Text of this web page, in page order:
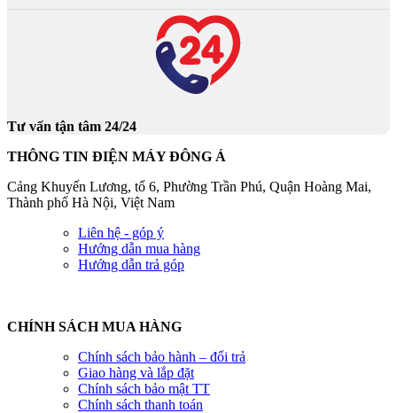
Tư vấn tận tâm 24/24
THÔNG TIN ĐIỆN MÁY ĐÔNG Á
Cảng Khuyến Lương, tổ 6, Phường Trần Phú, Quận Hoàng Mai,
Thành phố Hà Nội, Việt Nam
Liên hệ - góp ý
Hướng dẫn mua hàng
Hướng dẫn trả góp
CHÍNH SÁCH MUA HÀNG
Chính sách bảo hành – đổi trả
Giao hàng và lắp đặt
Chính sách bảo mật TT
Chính sách thanh toán